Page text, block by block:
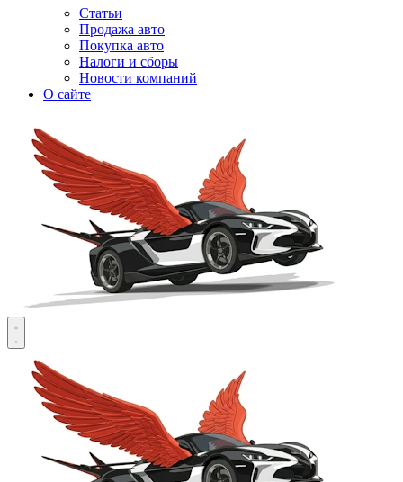
Статьи
Продажа авто
Покупка авто
Налоги и сборы
Новости компаний
О сайте